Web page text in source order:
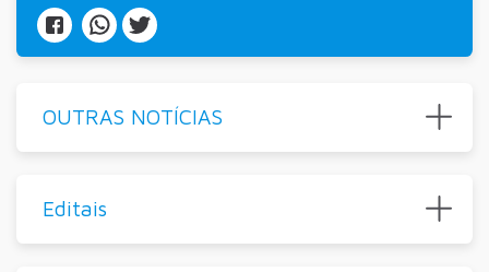
OUTRAS NOTÍCIAS
Editais